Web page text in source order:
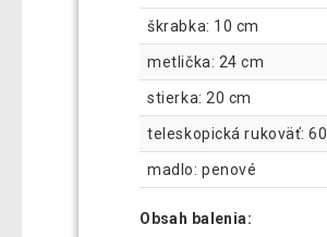
škrabka: 10 cm
metlička: 24 cm
stierka: 20 cm
teleskopická rukoväť:
madlo: penové
Obsah balenia: